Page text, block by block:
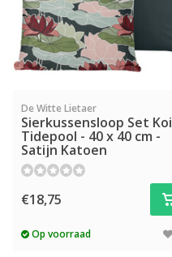
De Witte Lietaer
Sierkussensloop Set Koi
Tidepool - 40 x 40 cm -
Satijn Katoen
€18,75
Op voorraad